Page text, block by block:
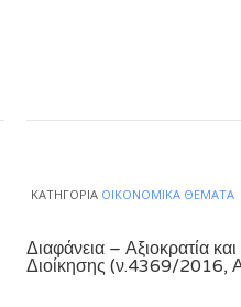
ΚΑΤΗΓΟΡΊΑ ΟΙΚΟΝΟΜΙΚΆ ΘΈΜΑΤΑ
Διαφάνεια – Αξιοκρατία
Διοίκησης (ν.4369/2016,